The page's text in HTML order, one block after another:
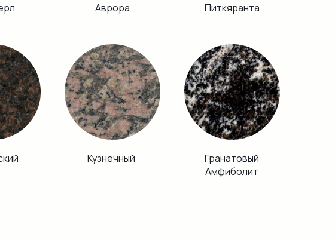
Питкяранта
Аврора
Кузнечный
Гранатовый
Амфиболит